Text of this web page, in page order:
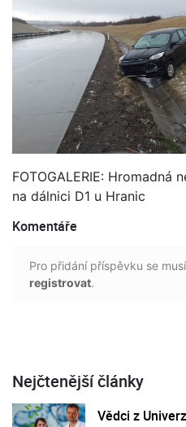
FOTOGALERIE: Hromadná
na dálnici D1 u Hranic
Komentáře
Pro přidání příspěvku se
registrovat.
Nejčtenější články
Vědci z